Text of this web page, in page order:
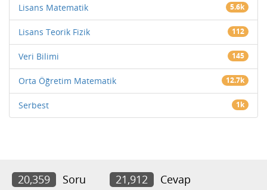
Lisans Matematik 5.6k
Lisans Teorik Fizik 112
Veri Bilimi 145
Orta Öğretim Matematik 12.7k
Serbest 1k
20,359 Soru 21,912 Cevap